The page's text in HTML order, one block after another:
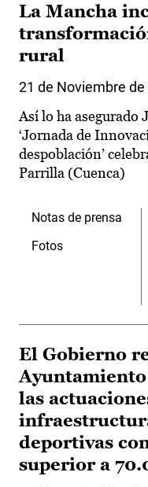
La Mancha
rural
21 de Noviembre de
Así lo ha asegurado
‘Jornada de
despoblación’
Parrilla (Cuenca)
Notas de prensa
Fotos
El Gobierno
las
deportivas
superior a